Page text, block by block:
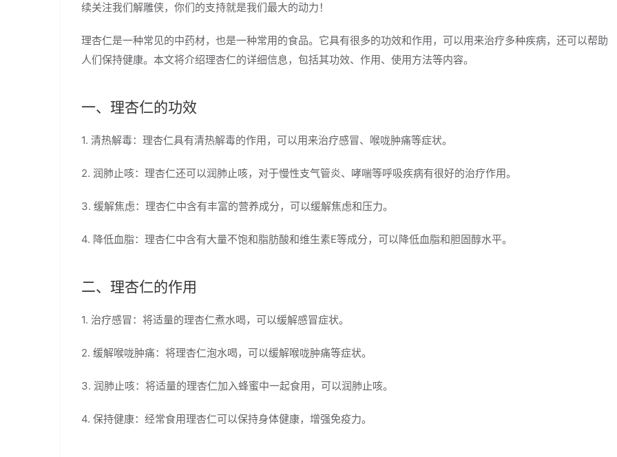
续关注我们解雕侠，你们的支持就是我们最大的动力！
理杏仁是一种常见的中药材，也是一种常用的食品。它具有很多的功效和作用，可以用来治疗多种疾病，还可以帮助
人们保持健康。本文将介绍理杏仁的详细信息，包括其功效、作用、使用方法等内容。
一、理杏仁的功效
1. 清热解毒：理杏仁具有清热解毒的作用，可以用来治疗感冒、喉咙肿痛等症状。
2. 润肺止咳：理杏仁还可以润肺止咳，对于慢性支气管炎、哮喘等呼吸疾病有很好的治疗作用。
3. 缓解焦虑：理杏仁中含有丰富的营养成分，可以缓解焦虑和压力。
4. 降低血脂：理杏仁中含有大量不饱和脂肪酸和维生素E等成分，可以降低血脂和胆固醇水平。
二、理杏仁的作用
1. 治疗感冒：将适量的理杏仁煮水喝，可以缓解感冒症状。
2. 缓解喉咙肿痛：将理杏仁泡水喝，可以缓解喉咙肿痛等症状。
3. 润肺止咳：将适量的理杏仁加入蜂蜜中一起食用，可以润肺止咳。
4. 保持健康：经常食用理杏仁可以保持身体健康，增强免疫力。